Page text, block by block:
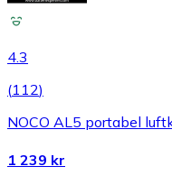
4.3
(112)
NOCO AL5 portabel
1 239 kr